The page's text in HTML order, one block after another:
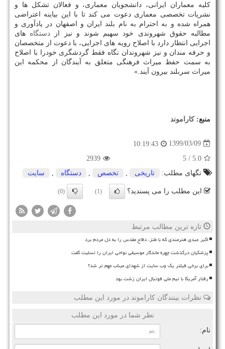
کلیه معماران ایرانی، دانشجویان معماری، و فعالان تشکل ها و
نشریات تخصصی معماری دعوت می کند تا با این بیاینه اعتراضی
همراه شده و به احترام به نام بلند ایران و اصفهان در یادآوری و
مطالبه حقوق شهروندی خود سهیم شوند و نیز از دستگاه های
اجرایی انتظار دارد با اصلاح رویه های اجرایی، با دعوت از متخصصان
و حرفه مندان و نیز شهروندان نگاه فقط گردشگری خودرا با اصلاح
به سمت حفظ میراث فرهنگی متعلق به آیندگان از محکمه این
میراث سربلند بیرون آیند.»
منبع:كاراموند
1399/03/09
10:19:43
5.0
/ 5
2939
تگهای مطلب:
تاریخی تخصص دستگاه سایت
این مطلب را می پسندید؟ (1)
(0)
تازه ترین مطالب مرتبط
اکبر عبدی هنرمندی که با طنز، دفاع مقدس را به دل مردم برد
پزشکیان درگذشت چهره ماندگار موسیقی نواحی ایران را تسلیت گفت
برای برخی فیلتر یک وب سایت از شهدای میناب مهم تر شد؟
رفتار آمریکا با تیم ملی فوتبال ایران زشت بود
نظرات بینندگان کاراموند در مورد این مطلب
نظر شما در مورد این مطلب
نام: